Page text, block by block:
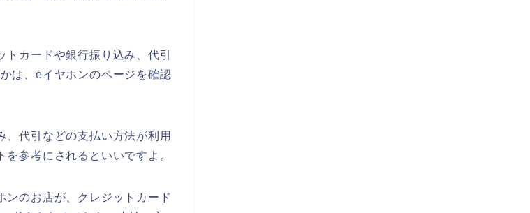
カードや銀行振り込み、代引
は、eイヤホンのページを確認
代引などの支払い方法が利用
参考にされるといいですよ。
ンのお店が、クレジットカード